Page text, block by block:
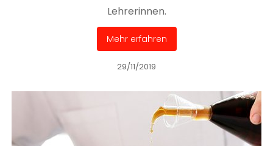
Lehrerinnen.
Mehr erfahren
29/11/2019